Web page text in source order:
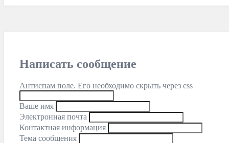
Написать сообщение
Антиспам поле. Его необходимо скрыть через css
Ваше имя
Электронная почта
Контактная информация
Тема сообщения